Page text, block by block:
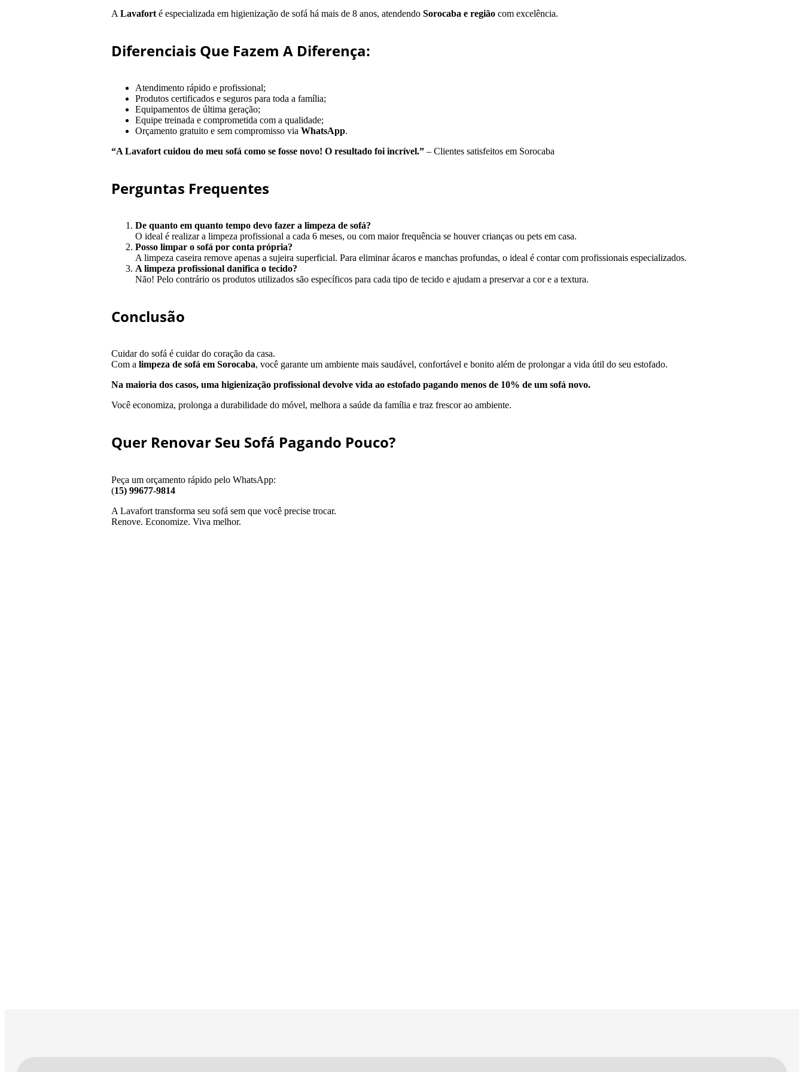
A Lavaforté especializada em higienização de sofá há mais de 8 anos, atendendo Sorocaba e regiãocom excelência.
Diferenciais Que Fazem A Diferença:
Atendimento rápido e profissional;
Produtos certificados e seguros para toda a família;
Equipamentos de última geração;
Equipe treinada e comprometida com a qualidade;
Orçamento gratuito e sem compromisso via WhatsApp.
“A Lavafort cuidou do meu sofá como se fosse novo! O resultado foi incrível.”– Clientes satisfeitos em Sorocaba
Perguntas Frequentes
De quanto em quanto tempo devo fazer a limpeza de sofá?
O ideal é realizar a limpeza profissional a cada 6 meses, ou com maior frequência se houver crianças ou pets em casa.
Posso limpar o sofá por conta própria?
A limpeza caseira remove apenas a sujeira superficial. Para eliminar ácaros e manchas profundas, o ideal é contar com profissionais especializados.
A limpeza profissional danifica o tecido?
Não! Pelo contrário os produtos utilizados são específicos para cada tipo de tecido e ajudam a preservar a cor e a textura.
Conclusão
Cuidar do sofá é cuidar do coração da casa.
Com a limpeza de sofá em Sorocaba, você garante um ambiente mais saudável, confortável e bonito além de prolongar a vida útil do seu estofado.
Na maioria dos casos, uma higienização profissional devolve vida ao estofado pagando menos de 10% de um sofá novo.
Você economiza, prolonga a durabilidade do móvel, melhora a saúde da família e traz frescor ao ambiente.
Quer Renovar Seu Sofá Pagando Pouco?
Peça um orçamento rápido pelo WhatsApp:
(15) 99677-9814
A Lavafort transforma seu sofá sem que você precise trocar.
Renove. Economize. Viva melhor.